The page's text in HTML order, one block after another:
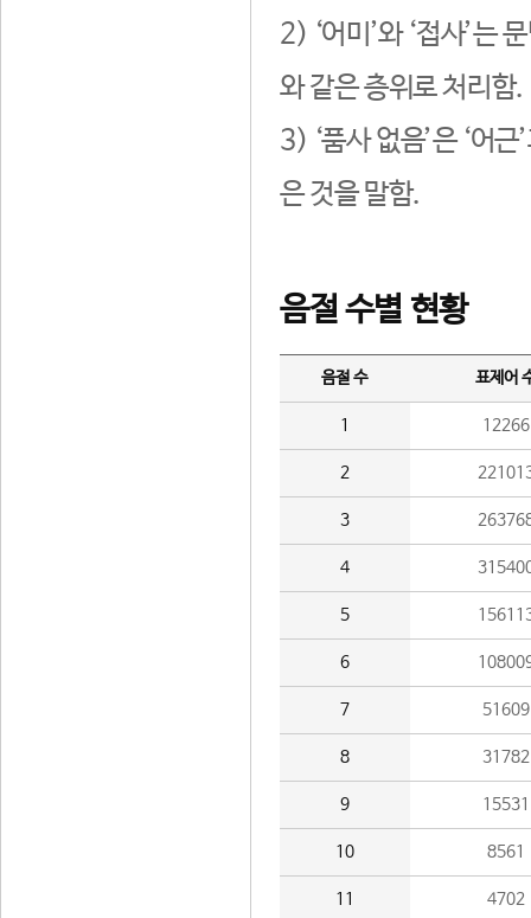
2) ‘어미’와 ‘접사’는
와 같은 층위로 처리함.
3) ‘품사 없음’은 ‘어
은 것을 말함.
음절 수별 현황
음절 수 표제어
1 12266
2
3
4
5
6
7 51609
8 31782
9 15531
10 8561
11 4702